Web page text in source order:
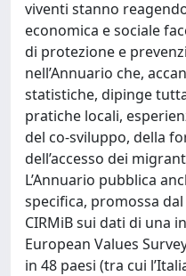
viventi stanno
economica e sociale
di protezione e
nell’Annuario che,
statistiche, dipinge
pratiche locali,
del co-sviluppo, della
dell’accesso dei
L’Annuario pubblica
specifica, promossa
CIRMiB sui dati di una
European Values
in 48 paesi (tra cui